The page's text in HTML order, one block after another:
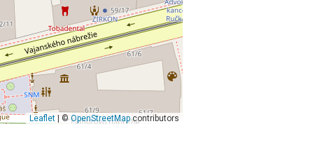
Leaflet| ©OpenStreetMapcontributors